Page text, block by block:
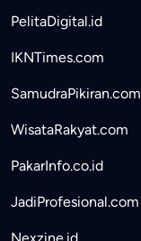
PelitaDigital.id
IKNTimes.com
SamudraPikiran.com
WisataRakyat.com
PakarInfo.co.id
JadiProfesional.com
Nexzine.id